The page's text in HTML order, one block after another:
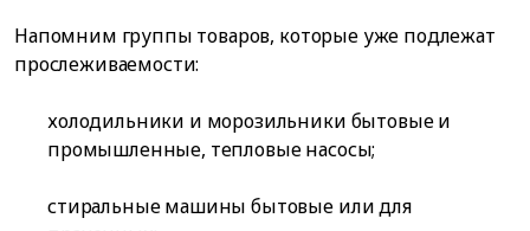
Напомним группы товаров, которые уже подлежат
прослеживаемости:
холодильники и морозильники бытовые и
промышленные, тепловые насосы;
стиральные машины бытовые или для